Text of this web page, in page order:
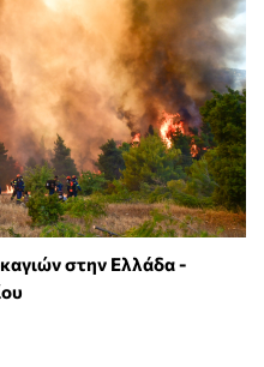
στην Ελλάδα -